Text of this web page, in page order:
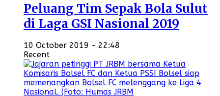
Peluang Tim Sepak Bola Sulut
di Laga GSI Nasional 2019
10 October 2019 - 22:48
Recent